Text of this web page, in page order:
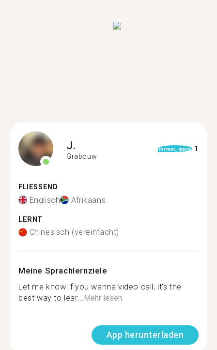
J.
Grabouw
format_quote 1
FLIESSEND
Englisch Afrikaans
LERNT
Chinesisch (vereinfacht)
Meine Sprachlernziele
Let me know if you wanna video call, it's the
best way to lear...Mehr lesen
App herunterladen